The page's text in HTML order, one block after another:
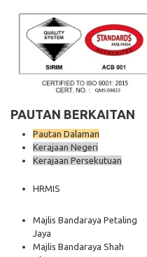
PAUTAN BERKAITAN
Pautan Dalaman
Kerajaan Negeri
Kerajaan Persekutuan
HRMIS
Majlis Bandaraya Petaling
Jaya
Majlis Bandaraya Shah